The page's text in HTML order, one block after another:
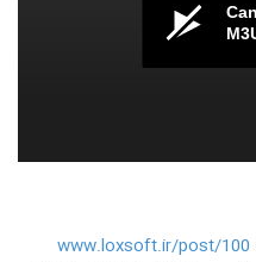
www.loxsoft.ir/post/100